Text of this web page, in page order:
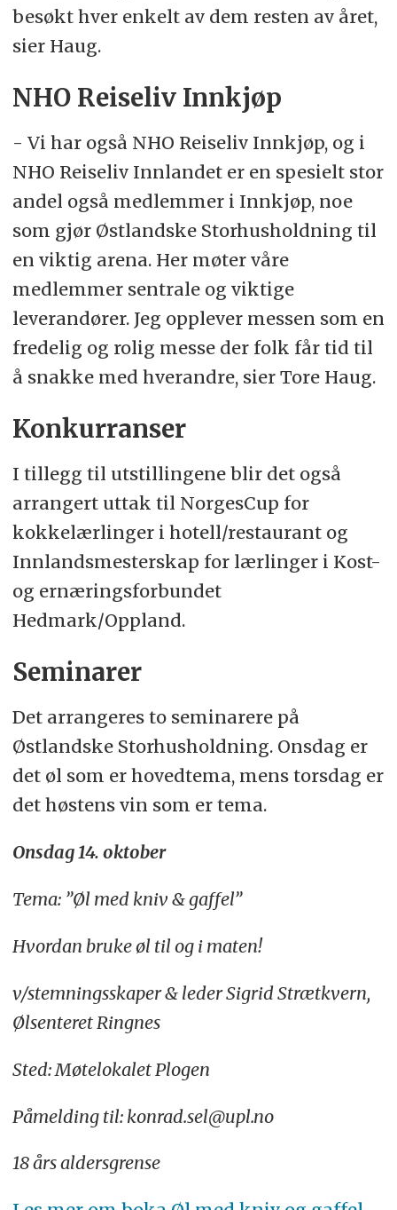
besøkt hver enkelt av dem resten av året,
sier Haug.
NHO Reiseliv Innkjøp
- Vi har også NHO Reiseliv Innkjøp, og i
NHO Reiseliv Innlandet er en spesielt stor
andel også medlemmer i Innkjøp, noe
som gjør Østlandske Storhusholdning til
en viktig arena. Her møter våre
medlemmer sentrale og viktige
leverandører. Jeg opplever messen som en
fredelig og rolig messe der folk får tid til
å snakke med hverandre, sier Tore Haug.
Konkurranser
I tillegg til utstillingene blir det også
arrangert uttak til NorgesCup for
kokkelærlinger i hotell/restaurant og
Innlandsmesterskap for lærlinger i Kost-
og ernæringsforbundet
Hedmark/Oppland.
Seminarer
Det arrangeres to seminarere på
Østlandske Storhusholdning. Onsdag er
det øl som er hovedtema, mens torsdag er
det høstens vin som er tema.
Onsdag 14. oktober
Tema: ”Øl med kniv & gaffel”
Hvordan bruke øl til og i maten!
v/stemningsskaper & leder Sigrid Strætkvern,
Ølsenteret Ringnes
Sted: Møtelokalet Plogen
Påmelding til: konrad.sel@upl.no
18 års aldersgrense